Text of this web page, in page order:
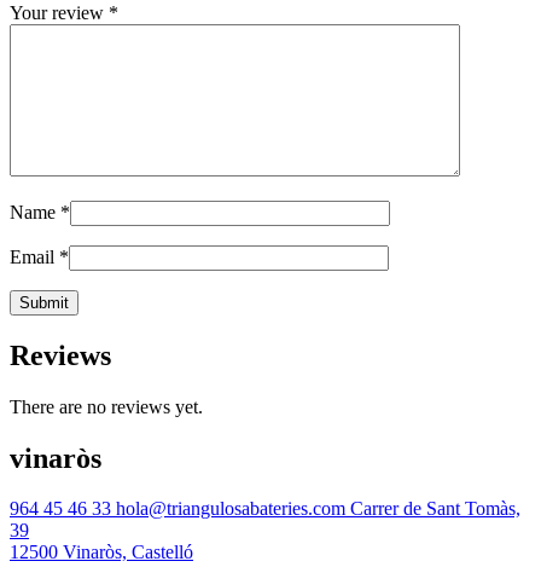
Your review *
Name *
Email *
Reviews
There are no reviews yet.
vinaròs
964 45 46 33 hola@triangulosabateries.com Carrer de Sant Tomàs,
39
12500 Vinaròs, Castelló